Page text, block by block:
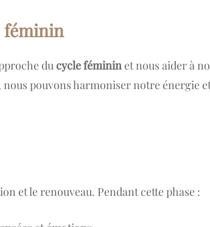
féminin
du cycle fémininet nous aider à
nous pouvons harmoniser notre
et le renouveau. Pendant cette phase :